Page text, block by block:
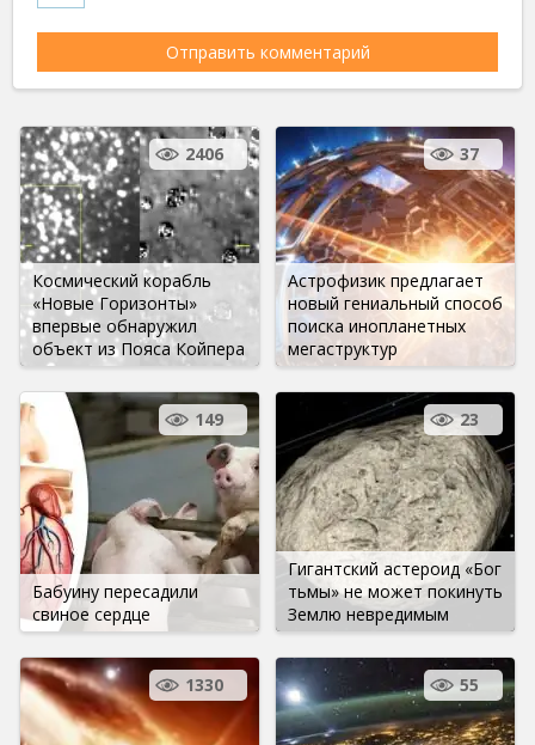
Космический корабль
«Новые Горизонты»
впервые обнаружил
объект из Пояса Койпера
2406
Астрофизик предлагает
новый гениальный способ
поиска инопланетных
мегаструктур
37
Бабуину пересадили
свиное сердце
149
Гигантский астероид «Бог
тьмы» не может покинуть
Землю невредимым
23
1330 55